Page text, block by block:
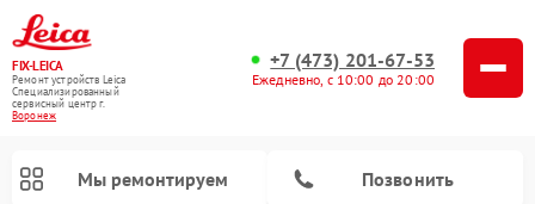
FIX-LEICA
Ремонт устройств Leica
Специализированный
cервисный центр г.
Воронеж
+7 (473) 201-67-53
Ежедневно, с 10:00 до 20:00
Мы ремонтируем Позвонить